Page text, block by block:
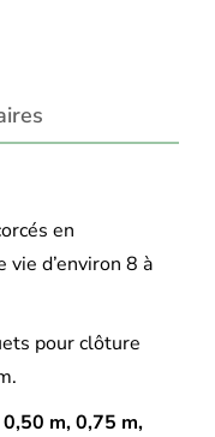
en
d’environ 8 à
pour clôture
0,50 m, 0,75 m,